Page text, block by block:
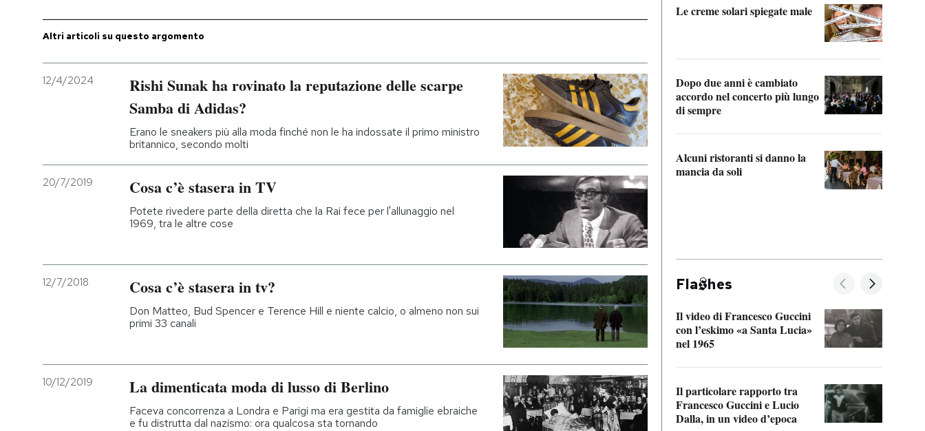
Economia
Altrecose
NEWSLETTER
Altri articoli su questo argomento
12/4/2024
Rishi Sunak ha rovinato la reputazione delle scarpe
Samba di Adidas?
Erano le sneakers più alla moda finché non le ha indossate il primo ministro
britannico, secondo molti
20/7/2019 Cosa c’è stasera in TV
Potete rivedere parte della diretta che la Rai fece per l'allunaggio nel
1969, tra le altre cose
12/7/2018 Cosa c’è stasera in tv?
Don Matteo, Bud Spencer e Terence Hill e niente calcio, o almeno non sui
primi 33 canali
10/12/2019 La dimenticata moda di lusso di Berlino
Faceva concorrenza a Londra e Parigi ma era gestita da famiglie ebraiche
e fu distrutta dal nazismo: ora qualcosa sta tornando
Le creme solari spiegate male
Dopo due anni è cambiato
accordo nel concerto più lungo
di sempre
Alcuni ristoranti si danno la
mancia da soli
Fla hes
Il video di Francesco Guccini
con l’eskimo «a Santa Lucia»
nel 1965
Il particolare rapporto tra
Francesco Guccini e Lucio
Dalla, in un video d’epoca